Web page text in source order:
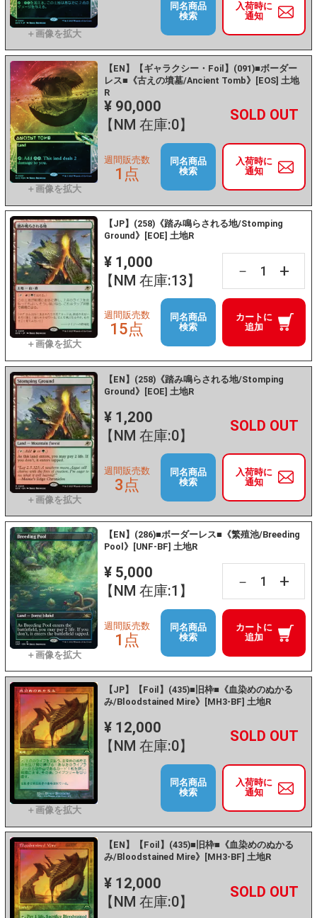
入荷時に
通知
同名商品
検索
【EN】【ギャラクシー・Foil】(091)■ボーダー
レス■《古えの墳墓/Ancient Tomb》[EOS] 土地
R
¥ 90,000
【NM 在庫:0】
－ +
入荷時に
通知
週間販売数
1点
同名商品
検索
【JP】(258)《踏み鳴らされる地/Stomping
Ground》[EOE] 土地R
¥ 1,000
【NM 在庫:13】
－ +
カートに
追加
週間販売数
15点
同名商品
検索
【EN】(258)《踏み鳴らされる地/Stomping
Ground》[EOE] 土地R
¥ 1,200
【NM 在庫:0】
－ +
入荷時に
通知
週間販売数
3点
同名商品
検索
【EN】(286)■ボーダーレス■《繁殖池/Breeding
Pool》[UNF-BF] 土地R
¥ 5,000
【NM 在庫:1】
－ +
カートに
追加
週間販売数
1点
同名商品
検索
【JP】【Foil】(435)■旧枠■《血染めのぬかる
み/Bloodstained Mire》[MH3-BF] 土地R
¥ 12,000
【NM 在庫:0】
－ +
入荷時に
通知
同名商品
検索
【EN】【Foil】(435)■旧枠■《血染めのぬかる
み/Bloodstained Mire》[MH3-BF] 土地R
¥ 12,000
【NM 在庫:0】
－ +